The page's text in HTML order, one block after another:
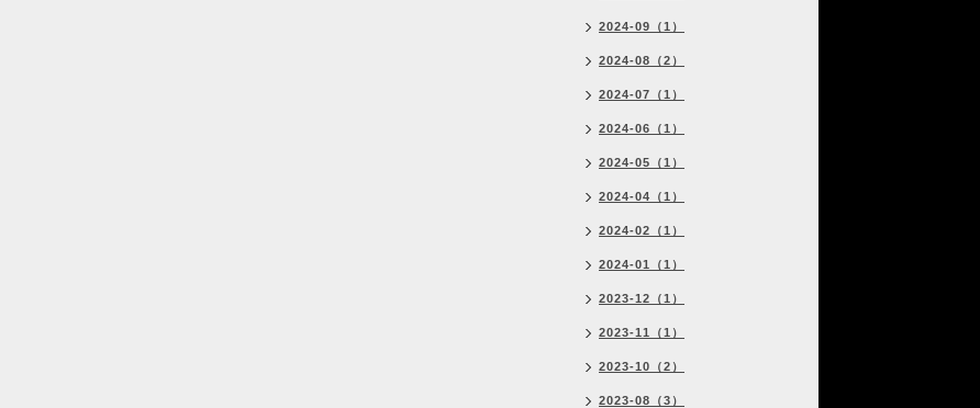
2024-09（1）
2024-08（2）
2024-07（1）
2024-06（1）
2024-05（1）
2024-04（1）
2024-02（1）
2024-01（1）
2023-12（1）
2023-11（1）
2023-10（2）
2023-08（3）